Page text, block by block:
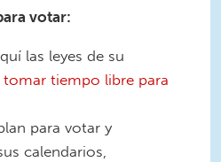
votar:
las leyes de su
tomar tiempo libre para
para votar y
calendarios,